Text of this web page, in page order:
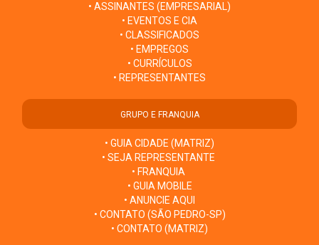
• ASSINANTES (EMPRESARIAL)
• EVENTOS E CIA
• CLASSIFICADOS
• EMPREGOS
• CURRÍCULOS
• REPRESENTANTES
GRUPO E FRANQUIA
• GUIA CIDADE (MATRIZ)
• SEJA REPRESENTANTE
• FRANQUIA
• GUIA MOBILE
• ANUNCIE AQUI
• CONTATO (SÃO PEDRO-SP)
• CONTATO (MATRIZ)